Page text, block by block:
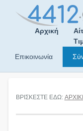
Αρχική
Επικοινωνία
ΒΡΙΣΚΕΣΤΕ ΕΔΩ: